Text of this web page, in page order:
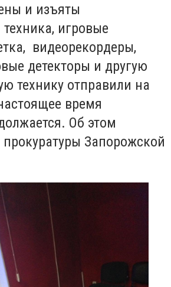
и изъяты
игровые
видеорекордеры,
детекторы и другую
технику отправили на
время
Об этом
Запорожской